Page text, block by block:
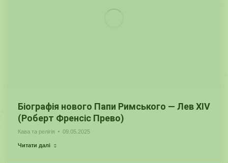
Біографія нового Папи Римського — Лев XIV
(Роберт Френсіс Прево)
Кава та релігія 09.05.2025
Читати далі